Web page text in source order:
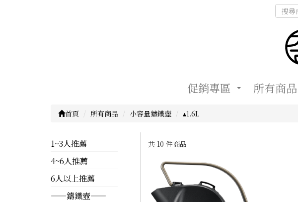
促銷專區 所有商品
首頁 所有商品 小容量鑄鐵壺 ▴1.6L
1~3人推薦
4~6人推薦
6人以上推薦
——鑄鐵壺——
共 10 件商品
顯示篩選條件